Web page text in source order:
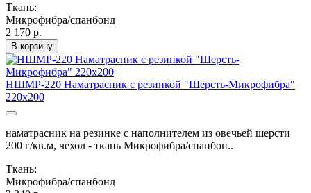
Ткань:
Микрофибра/спанбонд
2 170 р.
В корзину
НШМР-220 Наматрасник с резинкой "Шерсть-Микрофибра"
220х200
наматрасник на резинке с наполнителем из овечьей шерсти
200 г/кв.м, чехол - ткань Микрофибра/спанбон..
Ткань:
Микрофибра/спанбонд